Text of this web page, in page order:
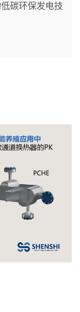
碳环保发电技